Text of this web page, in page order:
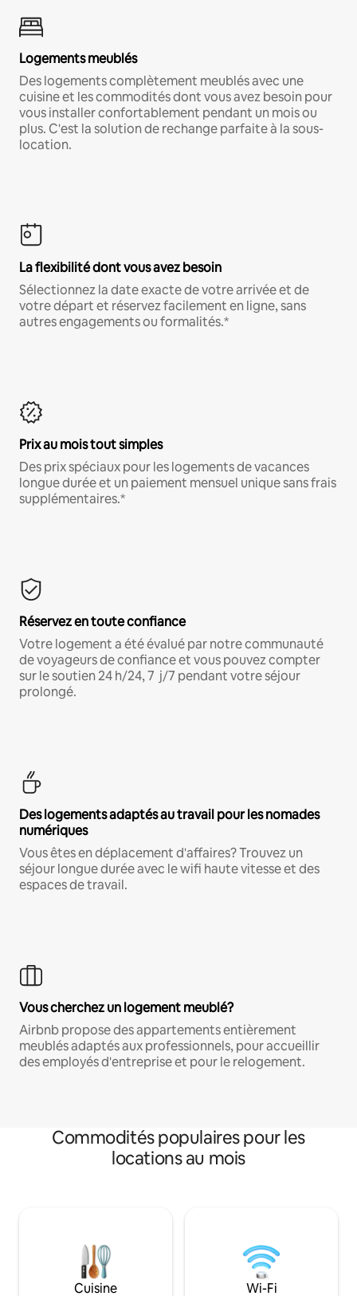
Logements meublés
Des logements complètement meublés avec une
cuisine et les commodités dont vous avez besoin pour
vous installer confortablement pendant un mois ou
plus. C'est la solution de rechange parfaite à la sous-
location.
La flexibilité dont vous avez besoin
Sélectionnez la date exacte de votre arrivée et de
votre départ et réservez facilement en ligne, sans
autres engagements ou formalités.*
Prix au mois tout simples
Des prix spéciaux pour les logements de vacances
longue durée et un paiement mensuel unique sans frais
supplémentaires.*
Réservez en toute confiance
Votre logement a été évalué par notre communauté
de voyageurs de confiance et vous pouvez compter
sur le soutien 24 h/24, 7 j/7 pendant votre séjour
prolongé.
Des logements adaptés au travail pour les nomades
numériques
Vous êtes en déplacement d'affaires? Trouvez un
séjour longue durée avec le wifi haute vitesse et des
espaces de travail.
Vous cherchez un logement meublé?
Airbnb propose des appartements entièrement
meublés adaptés aux professionnels, pour accueillir
des employés d'entreprise et pour le relogement.
Commodités populaires pour les
locations au mois
Cuisine Wi-Fi